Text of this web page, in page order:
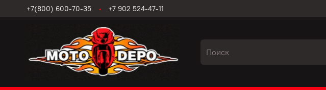
+7(800) 600-70-35 +7 902 524-47-11